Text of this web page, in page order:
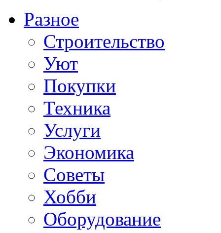
Разное
Строительство
Уют
Покупки
Техника
Услуги
Экономика
Советы
Хобби
Oборудование